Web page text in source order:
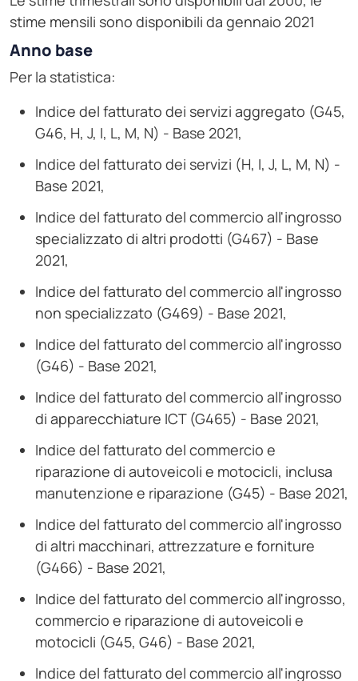
stime mensili sono disponibili da gennaio 2021
Anno base
Per la statistica:
Indice del fatturato dei servizi aggregato (G45,
G46, H, J, I, L, M, N) - Base 2021,
Indice del fatturato dei servizi (H, I, J, L, M, N) -
Base 2021,
Indice del fatturato del commercio all'ingrosso
specializzato di altri prodotti (G467) - Base
2021,
Indice del fatturato del commercio all'ingrosso
non specializzato (G469) - Base 2021,
Indice del fatturato del commercio all'ingrosso
(G46) - Base 2021,
Indice del fatturato del commercio all'ingrosso
di apparecchiature ICT (G465) - Base 2021,
Indice del fatturato del commercio e
riparazione di autoveicoli e motocicli, inclusa
manutenzione e riparazione (G45) - Base 2021,
Indice del fatturato del commercio all'ingrosso
di altri macchinari, attrezzature e forniture
(G466) - Base 2021,
Indice del fatturato del commercio all'ingrosso,
commercio e riparazione di autoveicoli e
motocicli (G45, G46) - Base 2021,
Indice del fatturato del commercio all'ingrosso